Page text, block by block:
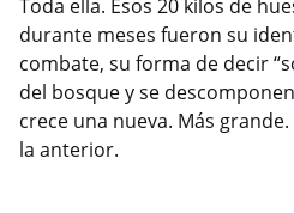
Toda ella. Esos 20 kilos de
durante meses fueron su
combate, su forma de decir
del bosque y se
crece una nueva. Más
la anterior.